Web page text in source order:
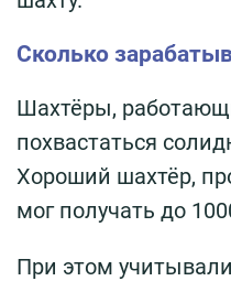
Сколько
Шахтёры,
похвастаться
Хороший шахтёр,
мог получать до
При этом